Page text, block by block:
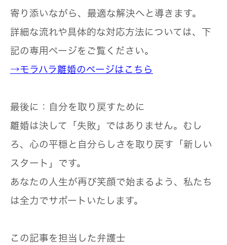
寄り添いながら、最適な解決へと導きます。
詳細な流れや具体的な対応方法については、下
記の専用ページをご覧ください。
→モラハラ離婚のページはこちら
最後に：自分を取り戻すために
離婚は決して「失敗」ではありません。むし
ろ、心の平穏と自分らしさを取り戻す「新しい
スタート」です。
あなたの人生が再び笑顔で始まるよう、私たち
は全力でサポートいたします。
この記事を担当した弁護士